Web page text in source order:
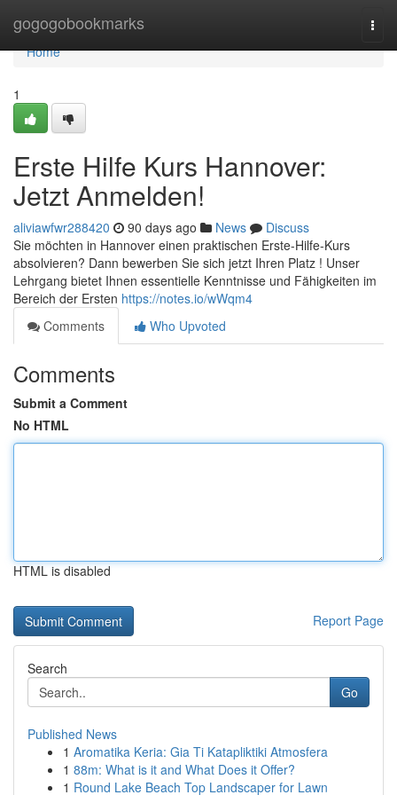
gogogobookmarks
Home
Home
1
Erste Hilfe Kurs Hannover:
Jetzt Anmelden!
aliviawfwr288420 90 days ago News
Discuss
Sie möchten in Hannover einen praktischen Erste-Hilfe-Kurs
absolvieren? Dann bewerben Sie sich jetzt Ihren Platz ! Unser
Lehrgang bietet Ihnen essentielle Kenntnisse und Fähigkeiten im
Bereich der Ersten https://notes.io/wWqm4
Comments
Who Upvoted
Comments
Submit a Comment
No HTML
HTML is disabled
Report Page
Search
Go
Published News
1 Aromatika Keria: Gia Ti Katapliktiki Atmosfera
1 88m: What is it and What Does it Offer?
1 Round Lake Beach Top Landscaper for Lawn